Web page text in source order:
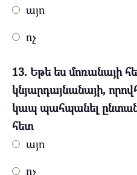
այո
ոչ
13. Եթե ես մոռանայի
կնյարդայնանայի,
կապ պահպանել
հետ
այո
ոչ